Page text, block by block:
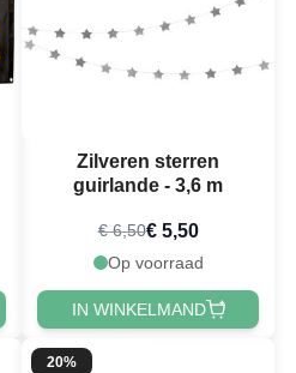
Zilveren sterren
guirlande - 3,6 m
€ 6,50€ 5,50
Op voorraad
IN WINKELMAND
20%